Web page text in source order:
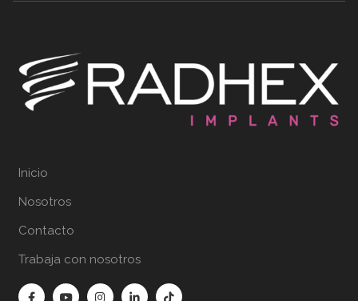
Inicio
Nosotros
Contacto
Trabaja con nosotros